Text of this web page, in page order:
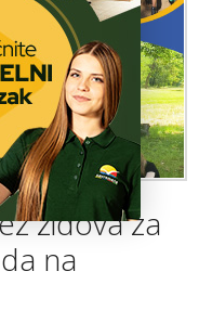
zidova za
na